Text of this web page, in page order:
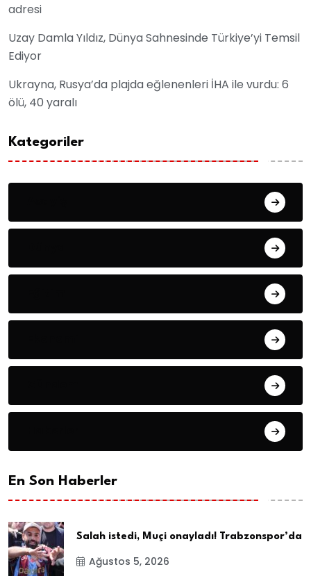
adresi
Uzay Damla Yıldız, Dünya Sahnesinde Türkiye’yi Temsil
Ediyor
Ukrayna, Rusya’da plajda eğlenenleri İHA ile vurdu: 6
ölü, 40 yaralı
Kategoriler
En Son Haberler
Salah istedi, Muçi onayladı! Trabzonspor’da
Ağustos 5, 2026